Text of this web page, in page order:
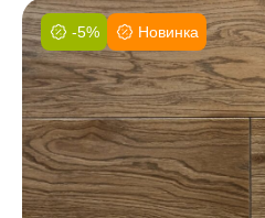
-5% Новинка
Фаска:
Соединение:
Обработка:
Длина:
Ширина:
Толщина: